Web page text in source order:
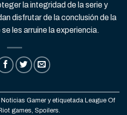
la integridad de la serie y
disfrutar de la conclusión de la
se les arruine la experiencia.
Noticias Gamery etiquetada League Of
games, Spoilers.